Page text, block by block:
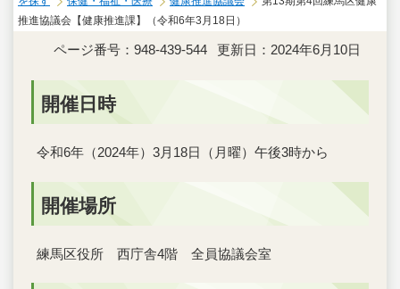
推進協議会【健康推進課】（令和6年3月18日）
ページ番号：948-439-544 更新日：2024年6月10日
開催日時
令和6年（2024年）3月18日（月曜）午後3時から
開催場所
練馬区役所 西庁舎4階 全員協議会室